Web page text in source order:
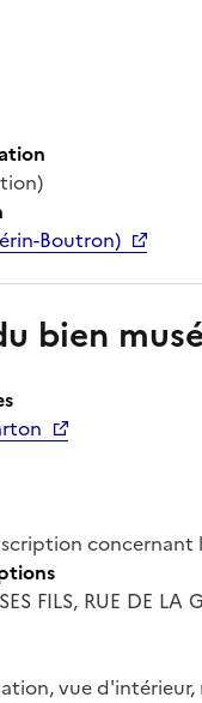
Boutron)
bien
concernant
FILS, RUE DE
vue